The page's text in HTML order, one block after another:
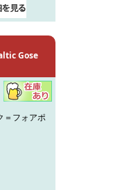
Gose
＝フォアポ